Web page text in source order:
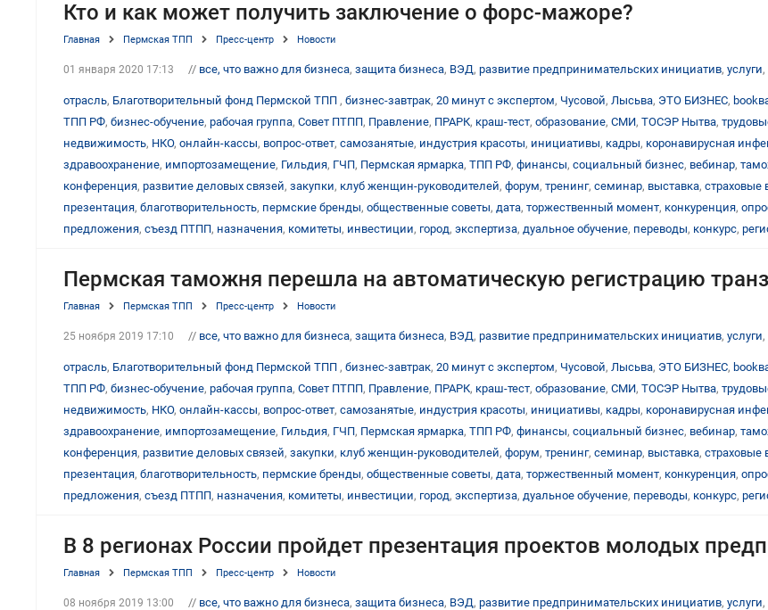
Кто и как может получить заключение о форс-мажоре?
Главная Пермская ТПП Пресс-центр Новости
01 января 2020 17:13 // все, что важно для бизнеса, защита бизнеса, ВЭД, развитие предпринимательских инициатив, услуги,
отрасль, Благотворительный фонд Пермской ТПП , бизнес-завтрак, 20 минут с экспертом, Чусовой, Лысьва, ЭТО БИЗНЕС,
ТПП РФ, бизнес-обучение, рабочая группа, Совет ПТПП, Правление, ПРАРК, краш-тест, образование, СМИ, ТОСЭР Нытва,
недвижимость, НКО, онлайн-кассы, вопрос-ответ, самозанятые, индустрия красоты, инициативы, кадры, коронавирусная
здравоохранение, импортозамещение, Гильдия, ГЧП, Пермская ярмарка, ТПП РФ, финансы, социальный бизнес, вебинар,
конференция, развитие деловых связей, закупки, клуб женщин-руководителей, форум, тренинг, семинар, выставка, страховые
презентация, благотворительность, пермские бренды, общественные советы, дата, торжественный момент, конкуренция,
предложения, съезд ПТПП, назначения, комитеты, инвестиции, город, экспертиза, дуальное обучение, переводы, конкурс,
Пермская таможня перешла на автоматическую регистрацию
Главная Пермская ТПП Пресс-центр Новости
25 ноября 2019 17:10 // все, что важно для бизнеса, защита бизнеса, ВЭД, развитие предпринимательских инициатив, услуги,
отрасль, Благотворительный фонд Пермской ТПП , бизнес-завтрак, 20 минут с экспертом, Чусовой, Лысьва, ЭТО БИЗНЕС,
ТПП РФ, бизнес-обучение, рабочая группа, Совет ПТПП, Правление, ПРАРК, краш-тест, образование, СМИ, ТОСЭР Нытва,
недвижимость, НКО, онлайн-кассы, вопрос-ответ, самозанятые, индустрия красоты, инициативы, кадры, коронавирусная
здравоохранение, импортозамещение, Гильдия, ГЧП, Пермская ярмарка, ТПП РФ, финансы, социальный бизнес, вебинар,
конференция, развитие деловых связей, закупки, клуб женщин-руководителей, форум, тренинг, семинар, выставка, страховые
презентация, благотворительность, пермские бренды, общественные советы, дата, торжественный момент, конкуренция,
предложения, съезд ПТПП, назначения, комитеты, инвестиции, город, экспертиза, дуальное обучение, переводы, конкурс,
В 8 регионах России пройдет презентация проектов молодых
Главная Пермская ТПП Пресс-центр Новости
08 ноября 2019 13:00 // все, что важно для бизнеса, защита бизнеса, ВЭД, развитие предпринимательских инициатив, услуги,